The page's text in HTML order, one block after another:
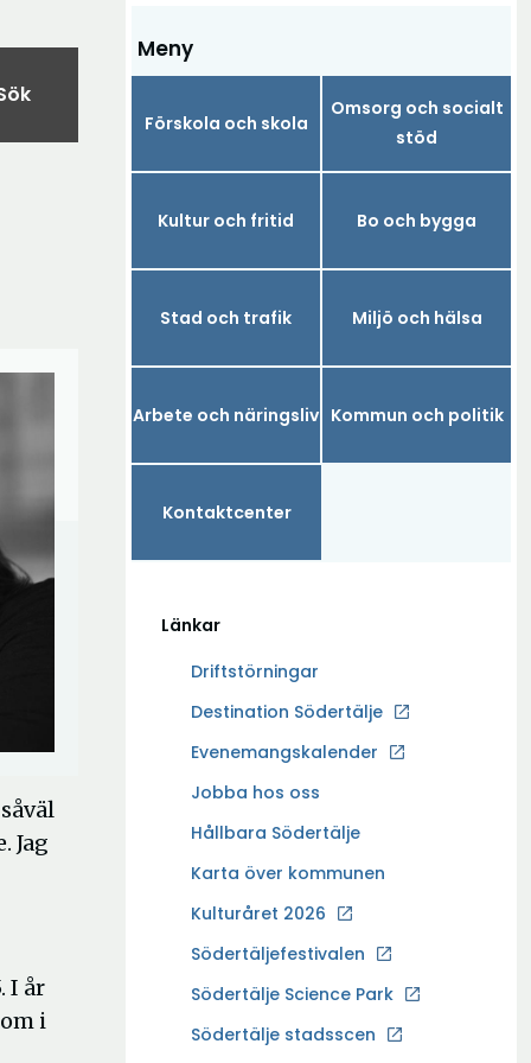
Meny
Förskola och skola
Omsorg och socialt
stöd
Kultur och fritid Bo och bygga
Stad och trafik Miljö och hälsa
Arbete och näringsliv Kommun och politik
Kontaktcenter
Länkar
Driftstörningar
Destination Södertälje
Ö
p
n
a
y
t
f
ö
Evenemangskalender
Jobba hos oss
Ö
p
n
a
y
t
Hållbara Södertälje
Karta över kommunen
Kulturåret 2026
Södertäljefestivalen
Södertälje Science Park
Ö
p
Södertälje stadsscen
Jag
I år
i